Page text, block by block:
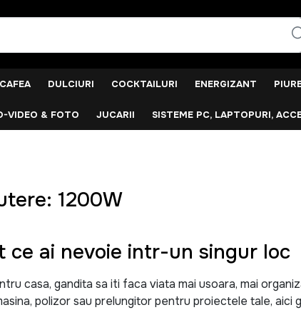
CAFEA DULCIURI COCKTAILURI ENERGIZANT
VIDEO & FOTO JUCARII SISTEME PC, LAPTOPURI,
1200W
ce ai nevoie intr-un singur loc
casa, gandita sa iti faca viata mai usoara, mai
polizor sau prelungitor pentru proiectele tale,